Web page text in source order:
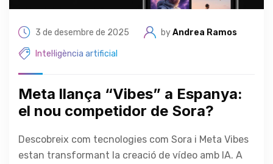
3 de desembre de 2025 byAndrea Ramos
Intel·ligència artificial
Meta llança “Vibes” a Espanya:
el nou competidor de Sora?
Descobreix com tecnologies com Sora i Meta Vibes
estan transformant la creació de vídeo amb IA. A